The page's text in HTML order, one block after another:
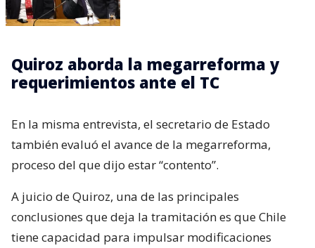
Quiroz aborda la megarreforma y
requerimientos ante el TC
En la misma entrevista, el secretario de Estado
también evaluó el avance de la megarreforma,
proceso del que dijo estar “contento”.
A juicio de Quiroz, una de las principales
conclusiones que deja la tramitación es que Chile
tiene capacidad para impulsar modificaciones